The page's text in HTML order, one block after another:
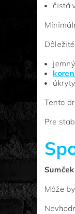
čistá
jemný
Tento
Pre
Môže